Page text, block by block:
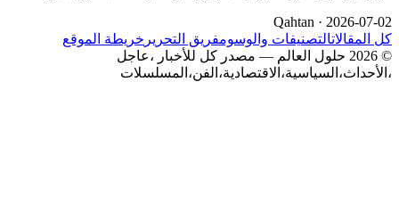
Qahtan · 2026-07-02
كل المقالاتالتصنيفات والوسومفريق التحرير خريطة الموقع
© 2026 حلول العالم — مصدر كل للأخبار ،عاجل
،الأحداث،السياسية،الاقتصادية،الفن،المسلسلات